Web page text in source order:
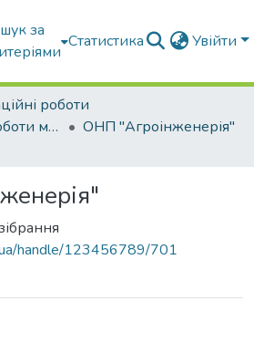
за
Статистика Увійти
роботи
Кваліфікаційні роботи магістрів
ОНП "Агроінженерія"
handle/123456789/701